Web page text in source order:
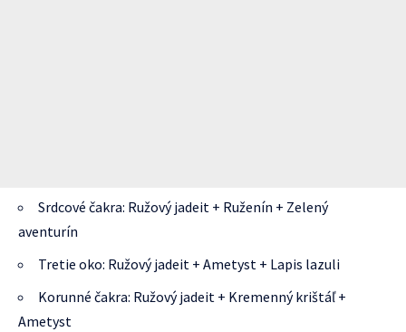
Srdcové čakra: Ružový jadeit + Ruženín + Zelený
aventurín
Tretie oko: Ružový jadeit + Ametyst + Lapis lazuli
Korunné čakra: Ružový jadeit + Kremenný krištáľ +
Ametyst